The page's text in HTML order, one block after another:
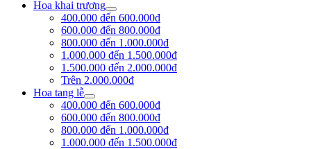
Hoa khai trương
400.000 đến 600.000đ
600.000 đến 800.000đ
800.000 đến 1.000.000đ
1.000.000 đến 1.500.000đ
1.500.000 đến 2.000.000đ
Trên 2.000.000đ
Hoa tang lễ
400.000 đến 600.000đ
600.000 đến 800.000đ
800.000 đến 1.000.000đ
1.000.000 đến 1.500.000đ